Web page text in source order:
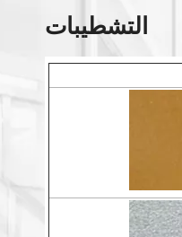
التشطيبات